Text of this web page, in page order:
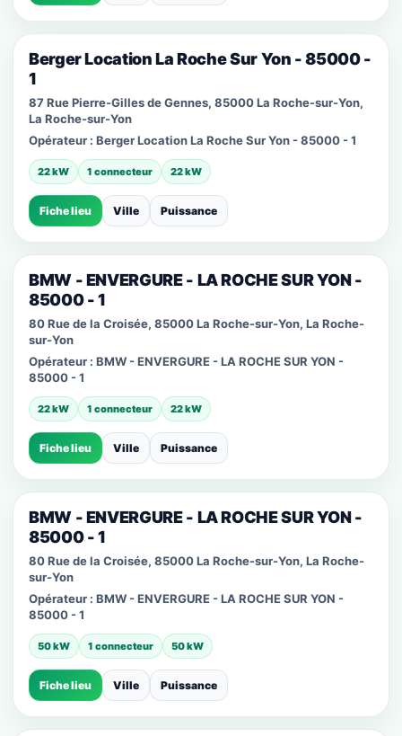
Berger Location La Roche Sur Yon - 85000 -
1
87 Rue Pierre-Gilles de Gennes, 85000 La Roche-sur-Yon,
La Roche-sur-Yon
Opérateur : Berger Location La Roche Sur Yon - 85000 - 1
22 kW 1 connecteur 22 kW
Fiche lieu Ville Puissance
BMW - ENVERGURE - LA ROCHE SUR YON -
85000 - 1
80 Rue de la Croisée, 85000 La Roche-sur-Yon, La Roche-
sur-Yon
Opérateur : BMW - ENVERGURE - LA ROCHE SUR YON -
85000 - 1
22 kW 1 connecteur 22 kW
Fiche lieu Ville Puissance
BMW - ENVERGURE - LA ROCHE SUR YON -
85000 - 1
80 Rue de la Croisée, 85000 La Roche-sur-Yon, La Roche-
sur-Yon
Opérateur : BMW - ENVERGURE - LA ROCHE SUR YON -
85000 - 1
50 kW 1 connecteur 50 kW
Fiche lieu Ville Puissance